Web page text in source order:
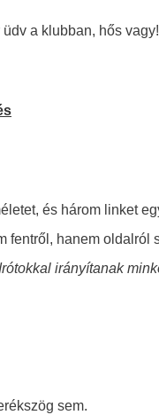
üdv a klubban, hős vagy!
és három linket
fentről, hanem oldalról
irányítanak
szög sem.